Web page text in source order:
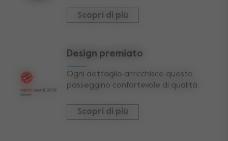
Scopri di più
Design premiato
Ogni dettaglio arricchisce questo
passeggino confortevole di qualità.
Scopri di più